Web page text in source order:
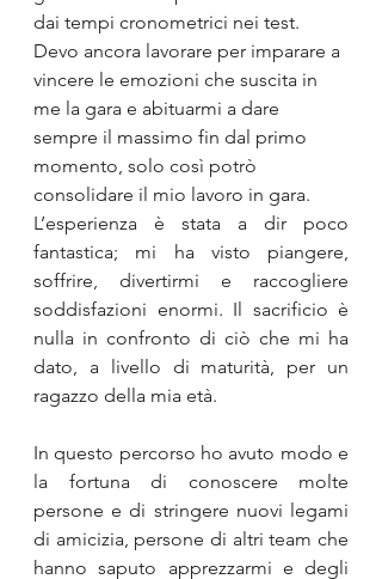
dai tempi cronometrici nei test.
Devo ancora lavorare per imparare a
vincere le emozioni che suscita in
me la gara e abituarmi a dare
sempre il massimo fin dal primo
momento, solo così potrò
consolidare il mio lavoro in gara.
L’esperienza è stata a dir poco
fantastica; mi ha visto piangere,
soffrire, divertirmi e raccogliere
soddisfazioni enormi. Il sacrificio è
nulla in confronto di ciò che mi ha
dato, a livello di maturità, per un
ragazzo della mia età.
In questo percorso ho avuto modo e
la fortuna di conoscere molte
persone e di stringere nuovi legami
di amicizia, persone di altri team che
hanno saputo apprezzarmi e degli